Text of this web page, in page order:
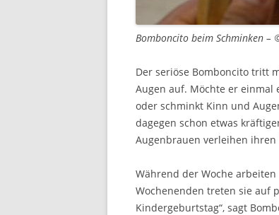
Bomboncito beim Schminken
Der seriöse Bomboncito tritt
Augen auf. Möchte er einmal
oder schminkt Kinn und
dagegen schon etwas
Augenbrauen verleihen ihren
Während der Woche
Wochenenden treten sie auf
Kindergeburtstag“, sagt